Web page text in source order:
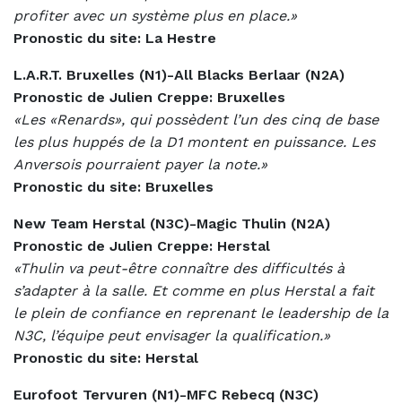
profiter avec un système plus en place.»
Pronostic du site: La Hestre
L.A.R.T. Bruxelles (N1)-All Blacks Berlaar (N2A)
Pronostic de Julien Creppe: Bruxelles
«Les «Renards», qui possèdent l’un des cinq de base
les plus huppés de la D1 montent en puissance. Les
Anversois pourraient payer la note.»
Pronostic du site: Bruxelles
New Team Herstal (N3C)-Magic Thulin (N2A)
Pronostic de Julien Creppe: Herstal
«Thulin va peut-être connaître des difficultés à
s’adapter à la salle. Et comme en plus Herstal a fait
le plein de confiance en reprenant le leadership de la
N3C, l’équipe peut envisager la qualification.»
Pronostic du site: Herstal
Eurofoot Tervuren (N1)-MFC Rebecq (N3C)